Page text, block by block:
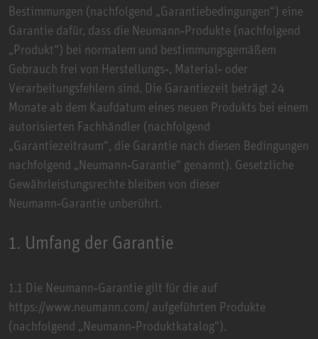
Bestimmungen (nachfolgend „Garantiebedingungen“) eine
Garantie dafür, dass die Neumann‑Produkte (nachfolgend
„Produkt“) bei normalem und bestimmungsgemäßem
Gebrauch frei von Herstellungs‑, Material‑ oder
Verarbeitungsfehlern sind. Die Garantiezeit beträgt 24
Monate ab dem Kaufdatum eines neuen Produkts bei einem
autorisierten Fachhändler (nachfolgend
„Garantiezeitraum“, die Garantie nach diesen Bedingungen
nachfolgend „Neumann‑Garantie“ genannt). Gesetzliche
Gewährleistungsrechte bleiben von dieser
Neumann‑Garantie unberührt.
1. Umfang der Garantie
1.1 Die Neumann‑Garantie gilt für die auf
https://www.neumann.com/ aufgeführten Produkte
(nachfolgend „Neumann‑Produktkatalog“).